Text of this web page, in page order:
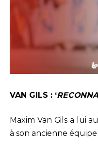
VAN GILS : ‘
Maxim Van Gils a lui
à son ancienne équipe